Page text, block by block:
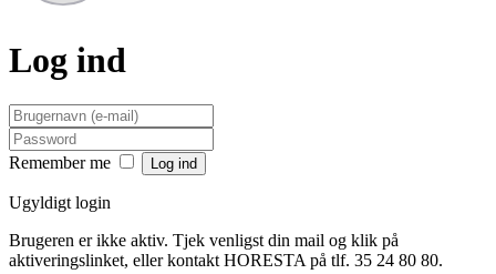
Log ind
Remember me
Ugyldigt login
Brugeren er ikke aktiv. Tjek venligst din mail og klik på
aktiveringslinket, eller kontakt HORESTA på tlf. 35 24 80 80.